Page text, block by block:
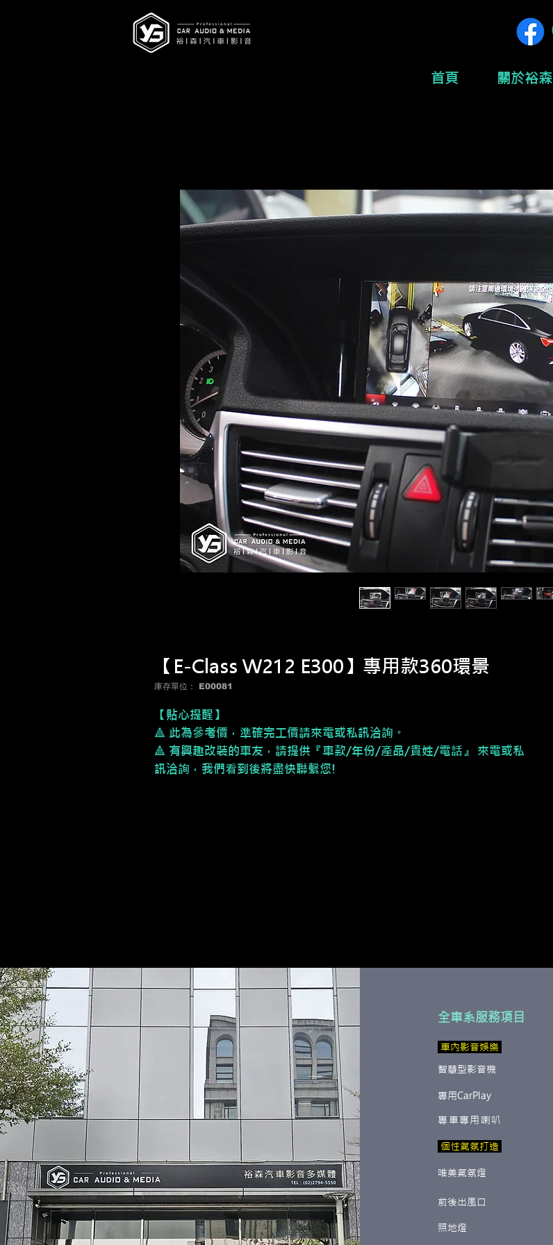
首頁 關於裕森
【E-Class W212 E300】專用款360環景
庫存單位： E00081
【貼心提醒】
🔺 此為參考價， 準確完工價請來電或私訊洽詢。
🔺 有興趣改裝的車友，請提供『車款/年份/產品/貴姓/電話』 來電或私
訊洽詢，我們看到後將盡快聯繫您!
全車系服務項目
​ 車內影音娛樂
智慧型影音機
專用CarPlay
專車專用喇叭
​ 個性氣氛打造
唯美氣氛燈
前後出風口
照地燈